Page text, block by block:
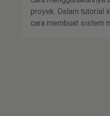
proyek. Dalam tutorial
cara membuat sistem